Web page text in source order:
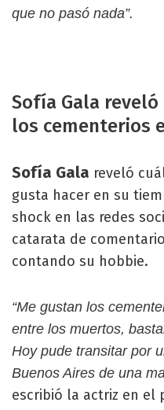
que no pasó nada”.
Sofía Gala
los cementerios
Sofía Gala reveló
gusta hacer en su
shock en las redes
catarata de
contando su hobbie.
“Me gustan los
entre los muertos,
Hoy pude transitar por
Buenos Aires de una
escribió la actriz en el